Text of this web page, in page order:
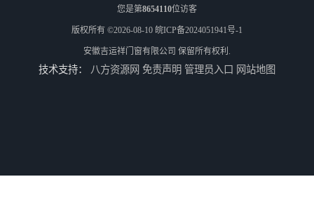
您是第8654110位访客
版权所有 ©2026-08-10 皖ICP备2024051941号-1
安徽吉运祥门窗有限公司 保留所有权利.
技术支持： 八方资源网 免责声明 管理员入口 网站地图